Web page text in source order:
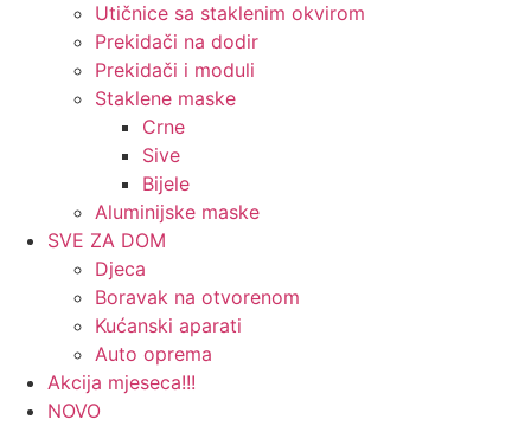
Utičnice sa staklenim okvirom
Prekidači na dodir
Prekidači i moduli
Staklene maske
Crne
Sive
Bijele
Aluminijske maske
SVE ZA DOM
Djeca
Boravak na otvorenom
Kućanski aparati
Auto oprema
Akcija mjeseca!!!
NOVO